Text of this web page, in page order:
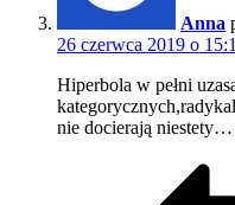
Anna
26 czerwca 2019 o
Hiperbola w pełni
nie docierają